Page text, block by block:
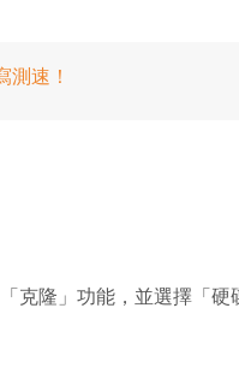
測速！
克隆」功能，並選擇「